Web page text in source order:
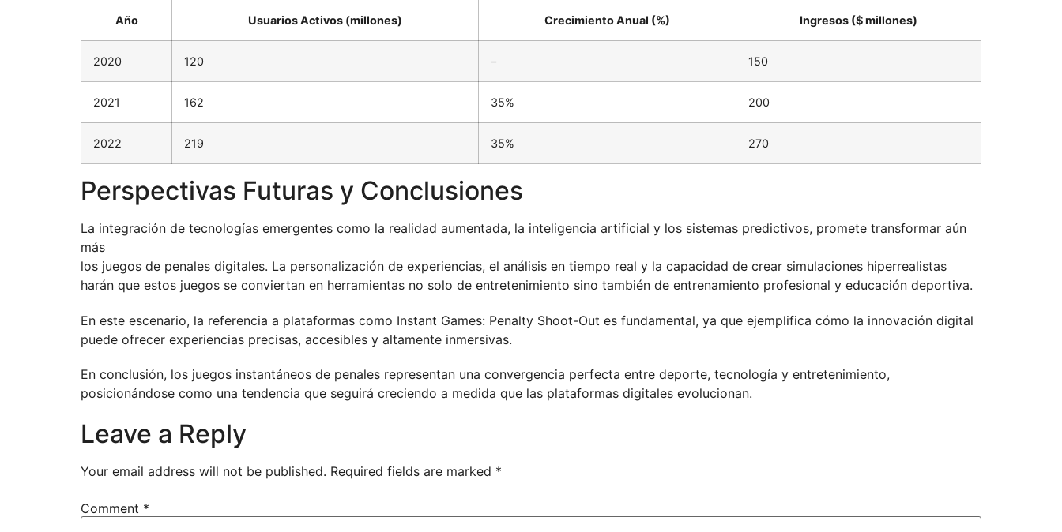
Año Usuarios Activos (millones) Crecimiento Anual (%) Ingresos ($ millones)
2020 120 – 150
2021 162 35% 200
2022 219 35% 270
Perspectivas Futuras y Conclusiones
La integración de tecnologías emergentes como la realidad aumentada, la inteligencia artificial y los sistemas predictivos, promete transformar aún
más
los juegos de penales digitales. La personalización de experiencias, el análisis en tiempo real y la capacidad de crear simulaciones hiperrealistas
harán que estos juegos se conviertan en herramientas no solo de entretenimiento sino también de entrenamiento profesional y educación deportiva.
En este escenario, la referencia a plataformas como Instant Games: Penalty Shoot-Out es fundamental, ya que ejemplifica cómo la innovación digital
puede ofrecer experiencias precisas, accesibles y altamente inmersivas.
En conclusión, los juegos instantáneos de penales representan una convergencia perfecta entre deporte, tecnología y entretenimiento,
posicionándose como una tendencia que seguirá creciendo a medida que las plataformas digitales evolucionan.
Leave a Reply
Your email address will not be published. Required fields are marked *
Comment *